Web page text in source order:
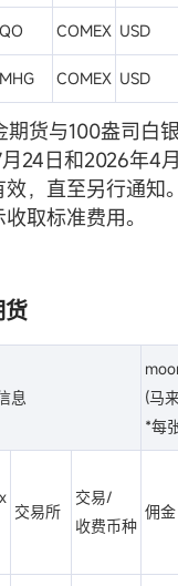
QO COMEX USD
MHG COMEX USD
期货与100盎司白
24日和2026年4
，直至另行通知
取标准费用。
息
(马
*每
交易所
交易/
收费币种
佣金